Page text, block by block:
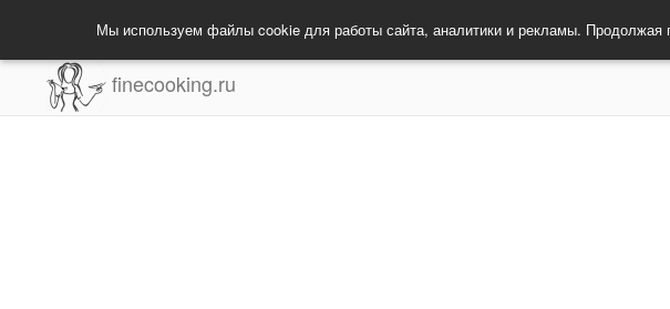
Мы используем файлы cookie для работы сайта, аналитики и рекламы. Продолжая
finecooking.ru